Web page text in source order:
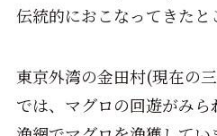
伝統的におこなってきたと
東京外湾の金田村(現在の
では、マグロの回遊がみ